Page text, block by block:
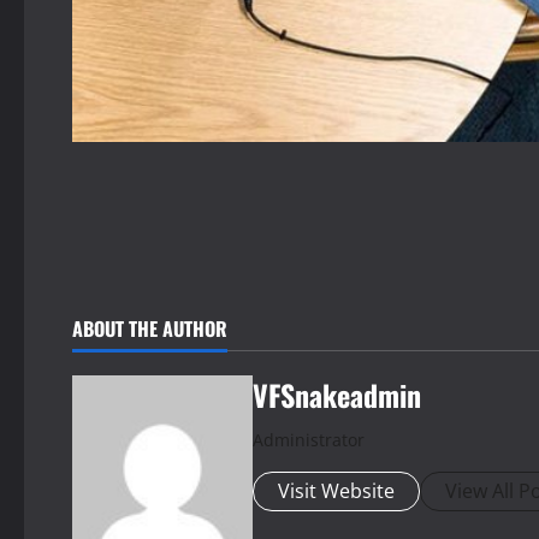
ABOUT THE AUTHOR
VFSnakeadmin
Administrator
Visit Website View All